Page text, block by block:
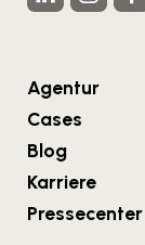
Agentur
Cases
Blog
Karriere
Pressecenter